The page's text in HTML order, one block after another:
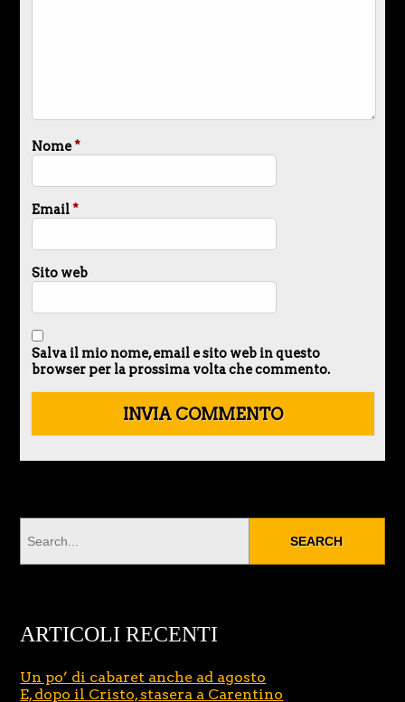
Nome*
Email*
Sito web
Salva il mio nome, email e sito web in questo
browser per la prossima volta che commento.
ARTICOLI RECENTI
Un po’ di cabaret anche ad agosto
E, dopo il Cristo, stasera a Carentino